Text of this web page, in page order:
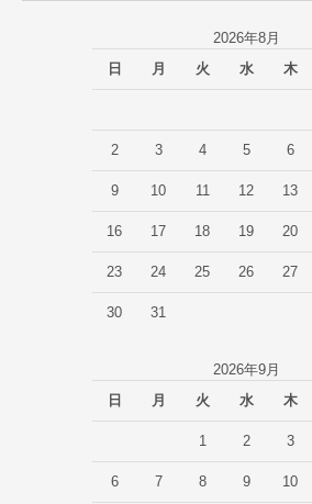
2026年8月
日
月 火 水 木
2 3 4 5 6
9 10 11 12 13
16 17 18 19 20
23 24 25 26 27
30 31
2026年9月
日
月 火 水 木
1 2 3
6 7 8 9 10